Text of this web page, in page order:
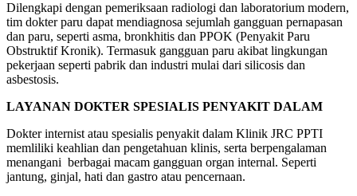
Dilengkapi dengan pemeriksaan radiologi dan laboratorium modern,
tim dokter paru dapat mendiagnosa sejumlah gangguan pernapasan
dan paru, seperti asma, bronkhitis dan PPOK (Penyakit Paru
Obstruktif Kronik). Termasuk gangguan paru akibat lingkungan
pekerjaan seperti pabrik dan industri mulai dari silicosis dan
asbestosis.
LAYANAN DOKTER SPESIALIS PENYAKIT DALAM
Dokter internist atau spesialis penyakit dalam Klinik JRC PPTI
memliliki keahlian dan pengetahuan klinis, serta berpengalaman
menangani berbagai macam gangguan organ internal. Seperti
jantung, ginjal, hati dan gastro atau pencernaan.